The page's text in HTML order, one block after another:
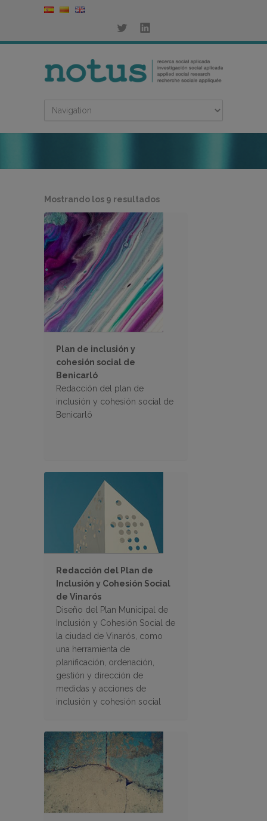
Mostrando los 9 resultadosOrdenado
por
los
Plan de inclusión y
cohesión social de
Benicarló
Redacción del plan de
inclusión y cohesión social de
Benicarló
Redacción del Plan de
Inclusión y Cohesión Social
de Vinarós
Diseño del Plan Municipal de
Inclusión y Cohesión Social de
la ciudad de Vinarós, como
una herramienta de
planificación, ordenación,
gestión y dirección de
medidas y acciones de
inclusión y cohesión social